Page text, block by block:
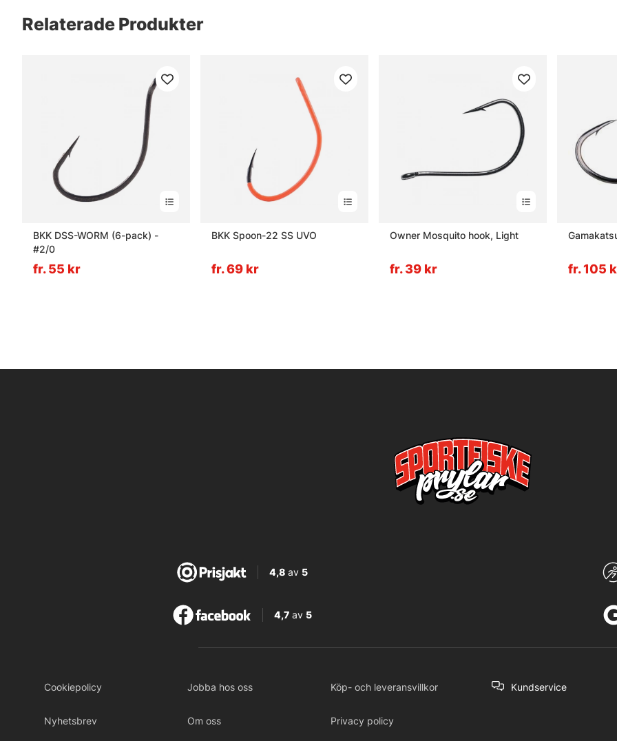
Relaterade Produkter
BKK DSS-WORM (6-pack) -
#2/0
fr. 55 kr
BKK Spoon-22 SS UVO
fr. 69 kr
Owner Mosquito hook, Light
fr. 39 kr fr. 105
4,8 av5
4,7av 5
Cookiepolicy Jobba hos oss Köp- och leveransvillkor
Nyhetsbrev Om oss Privacy policy
Kundservice